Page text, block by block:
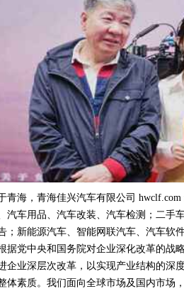
青海，青海佳兴汽车有限公司
汽车用品、汽车改装、汽车检测；二手
；新能源汽车、智能网联汽车、汽车软
据党中央和国务院对企业深化改革的战
企业深层次改革，以实现产业结构的深
体素质。我们面向全球市场及国内市场